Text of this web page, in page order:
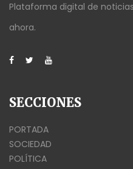
Plataforma digital de
ahora.
SECCIONES
PORTADA
SOCIEDAD
POLÍTICA